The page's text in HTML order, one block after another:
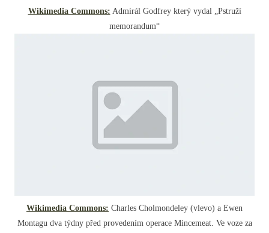
Wikimedia Commons: Admirál Godfrey který vydal „Pstruží
memorandum“
Wikimedia Commons: Charles Cholmondeley (vlevo) a Ewen
Montagu dva týdny před provedením operace Mincemeat. Ve voze za